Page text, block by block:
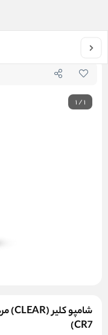
خانه
1/1
CR7)